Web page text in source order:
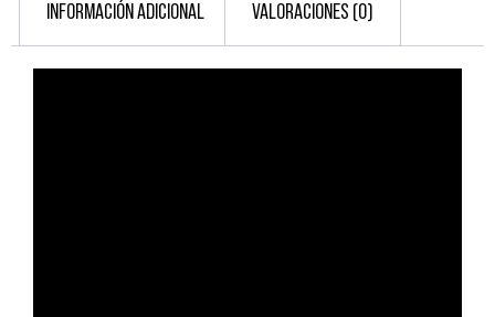
INFORMACIÓN ADICIONAL VALORACIONES (0)